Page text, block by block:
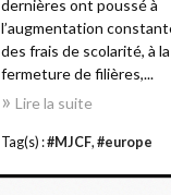
dernières ont poussé à
l’augmentation
des frais de scolarité, à la
fermeture de filières,...
Lire la suite
Tag(s) :#MJCF, #europe